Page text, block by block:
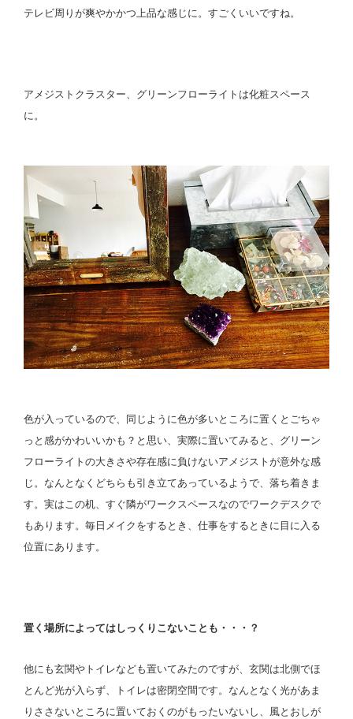
テレビ周りが爽やかかつ上品な感じに。すごくいいですね。
アメジストクラスター、グリーンフローライトは化粧スペース
に。
色が入っているので、同じように色が多いところに置くとごちゃ
っと感がかわいいかも？と思い、実際に置いてみると、グリーン
フローライトの大きさや存在感に負けないアメジストが意外な感
じ。なんとなくどちらも引き立てあっているようで、落ち着きま
す。実はこの机、すぐ隣がワークスペースなのでワークデスクで
もあります。毎日メイクをするとき、仕事をするときに目に入る
位置にあります。
置く場所によってはしっくりこないことも・・・？
他にも玄関やトイレなども置いてみたのですが、玄関は北側でほ
とんど光が入らず、トイレは密閉空間です。なんとなく光があま
りささないところに置いておくのがもったいないし、風とおしが